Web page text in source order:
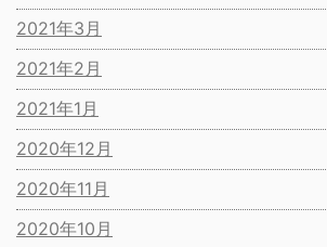
2021年3月
2021年2月
2021年1月
2020年12月
2020年11月
2020年10月